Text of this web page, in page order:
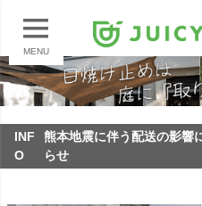
MENU
INF
O
熊本地震に伴う配送の影響
らせ